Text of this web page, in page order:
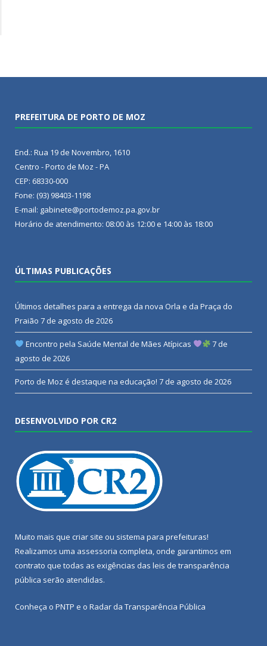
PREFEITURA DE PORTO DE MOZ
End.: Rua 19 de Novembro, 1610
Centro - Porto de Moz - PA
CEP: 68330-000
Fone: (93) 98403-1198
E-mail: gabinete@portodemoz.pa.gov.br
Horário de atendimento: 08:00 às 12:00 e 14:00 às 18:00
ÚLTIMAS PUBLICAÇÕES
Últimos detalhes para a entrega da nova Orla e da Praça do
Praião 7 de agosto de 2026
Encontro pela Saúde Mental de Mães Atípicas
7 de
agosto de 2026
Porto de Moz é destaque na educação! 7 de agosto de 2026
DESENVOLVIDO POR CR2
Muito mais que criar site ou sistema para prefeituras!
Realizamos uma assessoria completa, onde garantimos em
contrato que todas as exigências das leis de transparência
pública serão atendidas.
Conheça o PNTP e o Radar da Transparência Pública